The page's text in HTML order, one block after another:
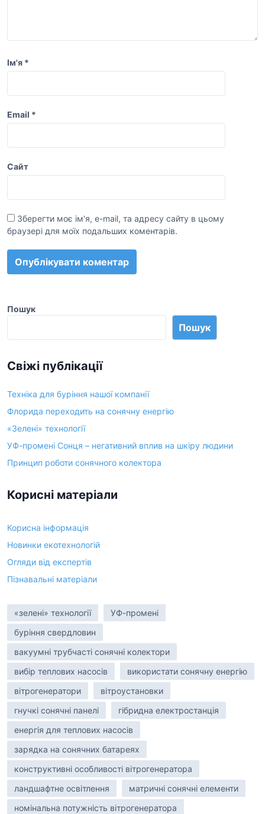
в
Ім'я *
Email *
Сайт
Зберегти моє ім'я, e-mail, та адресу сайту в цьому
браузері для моїх подальших коментарів.
Пошук
Пошук
Свіжі публікації
Техніка для буріння нашої компанії
Флорида переходить на сонячну енергію
«Зелені» технології
УФ-промені Сонця – негативний вплив на шкіру людини
Принцип роботи сонячного колектора
Корисні матеріали
Корисна інформація
Новинки екотехнологій
Огляди від експертів
Пізнавальні матеріали
«зелені» технології
УФ-промені
буріння свердловин
вакуумні трубчасті сонячні колектори
вибір теплових насосів
використати сонячну енергію
вітрогенератори
вітроустановки
гнучкі сонячні панелі
гібридна електростанція
енергія для теплових насосів
зарядка на сонячних батареях
конструктивні особливості вітрогенератора
ландшафтне освітлення
матричні сонячні елементи
номінальна потужність вітрогенератора